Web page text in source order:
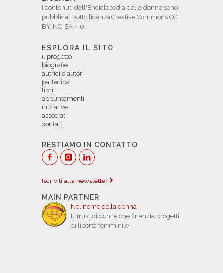
I contenuti dell'Enciclopedia delle donne sono
pubblicati sotto licenza Creative Commons CC
BY-NC-SA 4.0.
ESPLORA IL SITO
il progetto
biografie
autrici e autori
partecipa
libri
appuntamenti
iniziative
assòciati
contatti
RESTIAMO IN CONTATTO
Iscriviti alla newsletter
MAIN PARTNER
Nel nome della donna
Il Trust di donne che finanzia progetti
di libertà femminile